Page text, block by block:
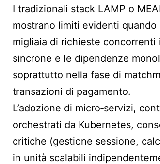
I tradizionali stack LAMP o
mostrano limiti evidenti
migliaia di richieste
sincrone e le dipendenze
soprattutto nella fase di
transazioni di pagamento.
L’adozione di micro‑servizi,
orchestrati da Kubernetes,
critiche (gestione sessione,
in unità scalabili